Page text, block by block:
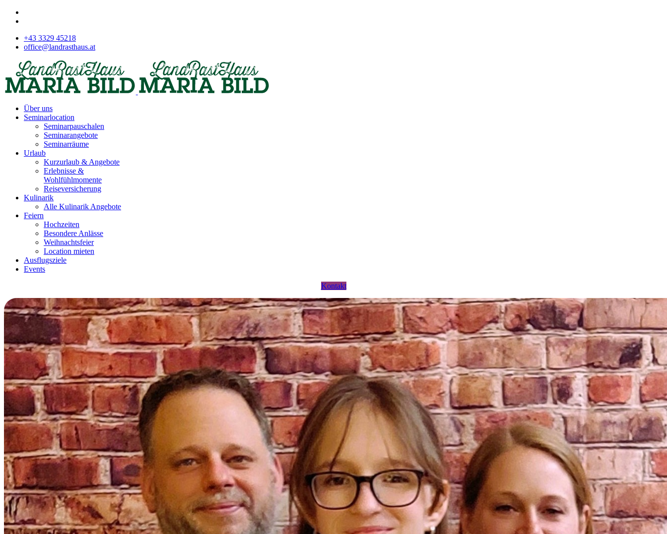
+43 3329 45218
office@landrasthaus.at
Über uns
Seminarlocation
Seminarpauschalen
Seminarangebote
Seminarräume
Urlaub
Kurzurlaub & Angebote
Erlebnisse &
Wohlfühlmomente
Reiseversicherung
Kulinarik
Alle Kulinarik Angebote
Feiern
Hochzeiten
Besondere Anlässe
Weihnachtsfeier
Location mieten
Ausflugsziele
Events
Kontakt